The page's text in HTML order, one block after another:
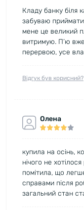
Кладу банку біля
забуваю
мене це великий
витримую. П’ю
перервою, усе
Відгук був корисний?
Олена
купила на осінь,
нічого не
помітила, що
справами після
загальний стан